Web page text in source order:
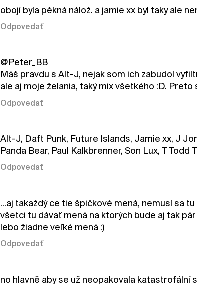
obojí byla pěkná nálož. a jamie xx byl taky ale
Odpovedať
@Peter_BB
Máš pravdu s Alt-J, nejak som ich zabudol
ale aj moje želania, taký mix všetkého :D.
Odpovedať
Alt-J, Daft Punk, Future Islands, Jamie xx, J
Panda Bear, Paul Kalkbrenner, Son Lux, T Todd
Odpovedať
...aj takaždý ce tie špičkové mená, nemusí sa
všetci tu dávať mená na ktorých bude aj tak
lebo žiadne veľké mená :)
Odpovedať
no hlavně aby se už neopakovala katastrofální